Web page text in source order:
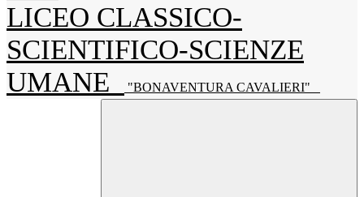
LICEO CLASSICO-
SCIENTIFICO-SCIENZE
UMANE
"BONAVENTURA CAVALIERI"